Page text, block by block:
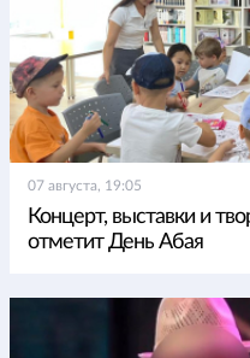
07 августа, 19:05
Концерт, выставки и
отметит День Абая